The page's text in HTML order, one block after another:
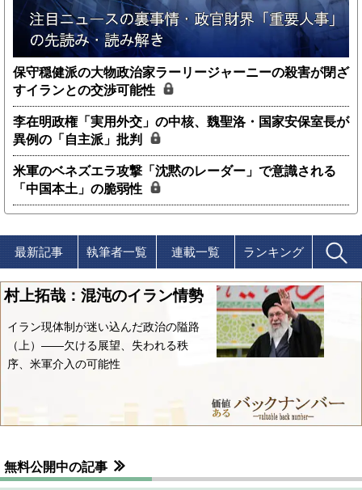
保守穏健派の大物政治家ラーリージャーニーの殺害が閉ざ
すイランとの交渉可能性
李在明政権「実用外交」の中核、魏聖洛・国家安保室長が
異例の「自主派」批判
米軍のベネズエラ攻撃「沈黙のレーダー」で意識される
「中国本土」の脆弱性
最新記事 執筆者一覧 連載一覧 ランキング
村上拓哉：混沌のイラン情勢
イラン現体制が迷い込んだ政治の隘路
（上）――欠ける展望、失われる秩
序、米軍介入の可能性
無料公開中の記事